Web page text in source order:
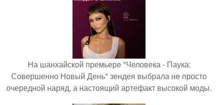
На шанхайской премьере "Человека - Паука:
Совершенно Новый День" зендея выбрала не просто
очередной наряд, а настоящий артефакт высокой моды.